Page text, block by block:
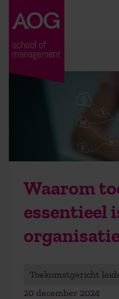
Waarom
essentieel
Toekomstgericht
20 december 2024